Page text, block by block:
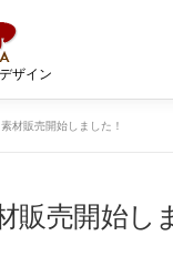
ザイン
無料ダウンロード
材販売開始しました！
販売開始し